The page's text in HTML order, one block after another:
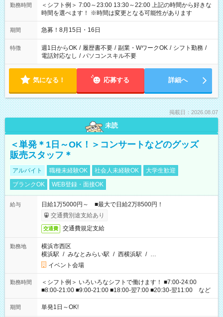
勤務時間
＜シフト例＞ 7:00～23:00 13:30～22:00 上記の時間から好きな
時間を選べます！ ※時間は変更となる可能性があります
期間 急募！8月15日・16日
特徴 週1日からOK / 履歴書不要 / 副業・WワークOK / シフト勤務 /
電話対応なし / パソコンスキル不要
気になる！ 応募する 詳細へ
掲載日：2026.08.07
未読
＜単発＊1日～OK！＞コンサートなどのグッズ
販売スタッフ＊
アルバイト 職種未経験OK 社会人未経験OK
大学生歓迎
ブランクOK
WEB登録・面接OK
給与
日給1万5000円～ ■最大で日給2万8500円！
交通費別途支給あり
交通費 交通費規定支給
勤務地
横浜市西区
横浜駅 / みなとみらい駅 / 西横浜駅 / …
イベント会場
勤務時間
＜シフト例＞ いろいろなシフトで働けます！ ■7:00-24:00
■8:00-21:00 ■9:00-21:00 ■18:00-翌7:00 ■20:30-翌11:00 など
期間 単発1日～OK!